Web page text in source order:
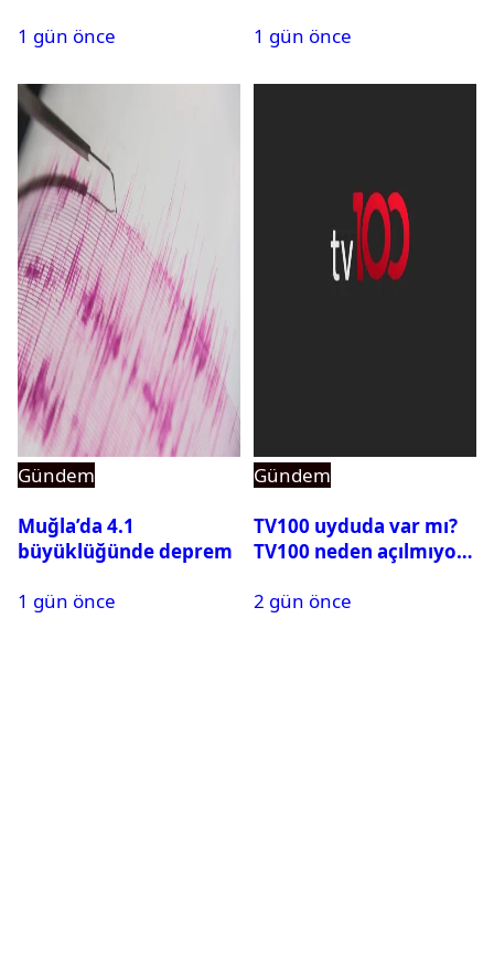
1 gün önce
açıldı
1 gün önce
Gündem
Muğla’da 4.1
büyüklüğünde deprem
1 gün önce
Gündem
TV100 uyduda var mı?
TV100 neden açılmıyor?
2 gün önce